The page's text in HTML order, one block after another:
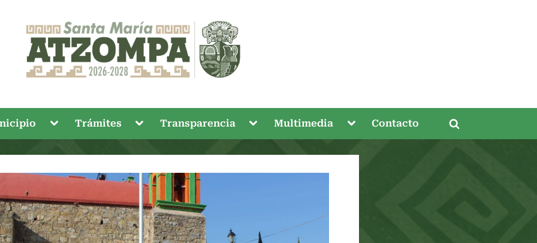
Toggle
menu
Trámites
Toggle
menu
Transparencia
Toggle
menu
Multimedia
Toggle
menu
Contacto
Toggle